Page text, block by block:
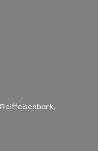
Reiffeisenbank,